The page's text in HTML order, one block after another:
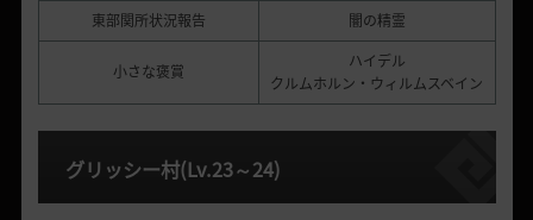
東部関所状況報告 闇の精霊
小さな褒賞
ハイデル
クルムホルン・ウィルムスベイン
グリッシー村(Lv.23～24)